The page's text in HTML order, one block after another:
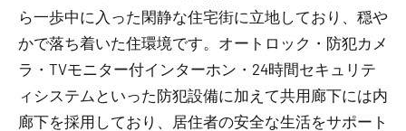
ら一歩中に入った閑静な住宅街に立地しており、穏や
かで落ち着いた住環境です。オートロック・防犯カメ
ラ・TVモニター付インターホン・24時間セキュリテ
ィシステムといった防犯設備に加えて共用廊下には内
廊下を採用しており、居住者の安全な生活をサポート